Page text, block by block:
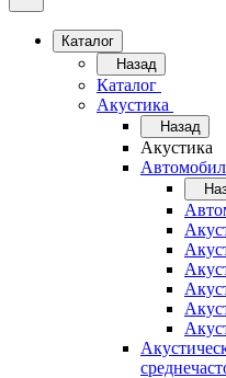
Каталог
Назад
Каталог
Акустика
Назад
Акустика